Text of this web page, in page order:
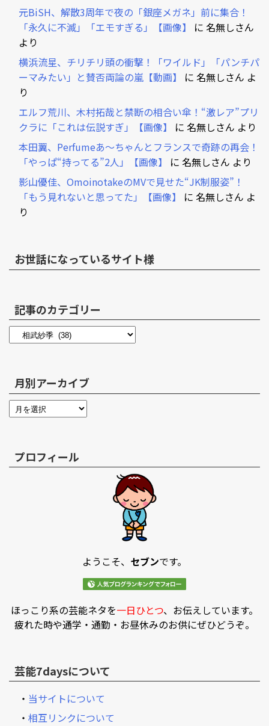
元BiSH、解散3周年で夜の「銀座メガネ」前に集合！
「永久に不滅」「エモすぎる」【画像】
に 名無しさん
より
横浜流星、チリチリ頭の衝撃！「ワイルド」「パンチパ
ーマみたい」と賛否両論の嵐【動画】
に 名無しさん よ
り
エルフ荒川、木村拓哉と禁断の相合い傘！“激レア”プリ
クラに「これは伝説すぎ」【画像】
に 名無しさん より
本田翼、Perfumeあ～ちゃんとフランスで奇跡の再会！
「やっぱ“持ってる”2人」【画像】
に 名無しさん より
影山優佳、OmoinotakeのMVで見せた“JK制服姿”！
「もう見れないと思ってた」【画像】
に 名無しさん よ
り
お世話になっているサイト様
記事のカテゴリー
月別アーカイブ
プロフィール
ようこそ、 セブンです。
ほっこり系の芸能ネタを一日ひとつ、お伝えしています。
疲れた時や通学・通勤・お昼休みのお供にぜひどうぞ。
芸能7daysについて
・ 当サイトについて
・ 相互リンクについて